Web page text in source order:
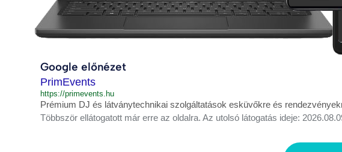
Google előnézet
PrimEvents
https://primevents.hu
Prémium DJ és látványtechnikai szolgáltatások esküvőkre és
Többször ellátogatott már erre az oldalra. Az utolsó látogatás ideje: